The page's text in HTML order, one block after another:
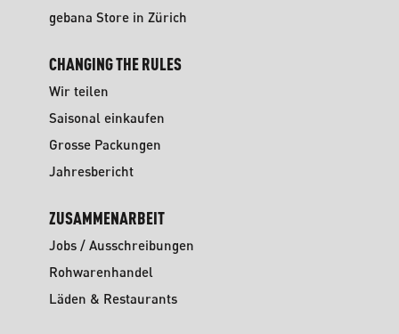
gebana Store in Zürich
CHANGING THE RULES
Wir teilen
Saisonal einkaufen
Grosse Packungen
Jahresbericht
ZUSAMMENARBEIT
Jobs / Ausschreibungen
Rohwarenhandel
Läden & Restaurants